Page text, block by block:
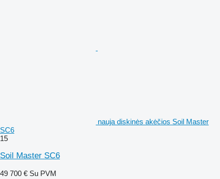
nauja diskinės akėčios Soil Master
SC6
15
Soil Master SC6
49 700 € Su PVM